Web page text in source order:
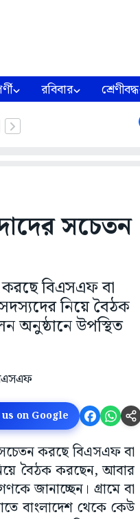
রবিবার শ্রেণীবদ্ধ
সচেতন
করছে বিএসএফ বা
নিয়ে বৈঠক
অনুষ্ঠানে উপস্থিত
on Google
সচেতন করছে বিএসএফ বা
বৈঠক করছেন, আবার
জানাচ্ছেন। গ্রামে বা
বাংলাদেশ থেকে কেউ